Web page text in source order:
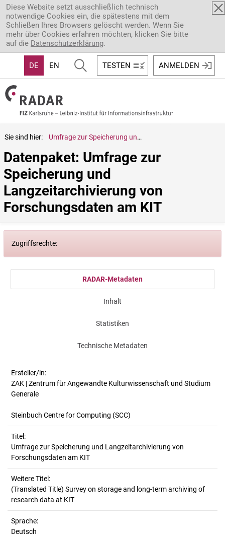
Direkt zum Inhalt
Diese Website setzt ausschließlich technisch
notwendige Cookies ein, die spätestens mit dem
Schließen Ihres Browsers gelöscht werden. Wenn Sie
mehr über Cookies erfahren möchten, klicken Sie bitte
auf die Datenschutzerklärung.
DE EN TESTEN ANMELDEN
Sie sind hier: Umfrage zur Speicherung und Langzeitarchivierung von Forschungsdaten am KIT
Datenpaket: Umfrage zur
Speicherung und
Langzeitarchivierung von
Forschungsdaten am KIT
Zugriffsrechte:
RADAR-Metadaten
Inhalt
Statistiken
Technische Metadaten
Ersteller/in:
ZAK | Zentrum für Angewandte Kulturwissenschaft und Studium
Generale
Steinbuch Centre for Computing (SCC)
Titel:
Umfrage zur Speicherung und Langzeitarchivierung von
Forschungsdaten am KIT
Weitere Titel:
(Translated Title) Survey on storage and long-term archiving of
research data at KIT
Sprache:
Deutsch